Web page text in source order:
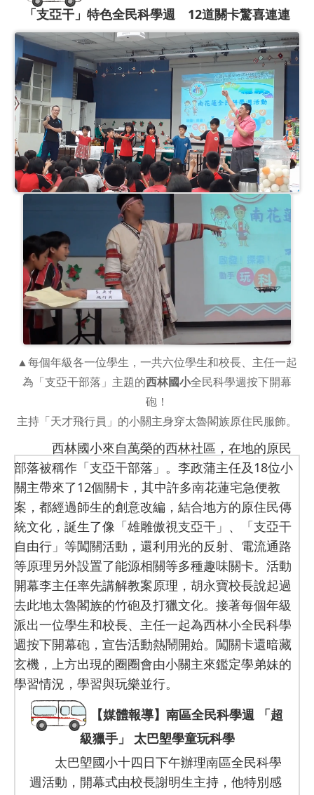
「支亞干」特色全民科學週 12道關卡驚喜連連
▲每個年級各一位學生，一共六位學生和校長、主任一起
為「支亞干部落」主題的西林國小全民科學週按下開幕
砲！
主持「天才飛行員」的小關主身穿太魯閣族原住民服飾。
西林國小來自萬榮的西林社區，在地的原民
部落被稱作「支亞干部落」。李政蒲主任及18位小
關主帶來了12個關卡，其中許多南花蓮宅急便教
案，都經過師生的創意改編，結合地方的原住民傳
統文化，誕生了像「雄雕傲視支亞干」、「支亞干
自由行」等闖關活動，還利用光的反射、電流通路
等原理另外設置了能源相關等多種趣味關卡。活動
開幕李主任率先講解教案原理，胡永寶校長說起過
去此地太魯閣族的竹砲及打獵文化。接著每個年級
派出一位學生和校長、主任一起為西林小全民科學
週按下開幕砲，宣告活動熱鬧開始。闖關卡還暗藏
玄機，上方出現的圈圈會由小關主來鑑定學弟妹的
學習情況，學習與玩樂並行。
【媒體報導】南區全民科學週 「超
級獵手」 太巴塱學童玩科學
太巴塱國小十四日下午辦理南區全民科學
週活動，開幕式由校長謝明生主持，他特別感